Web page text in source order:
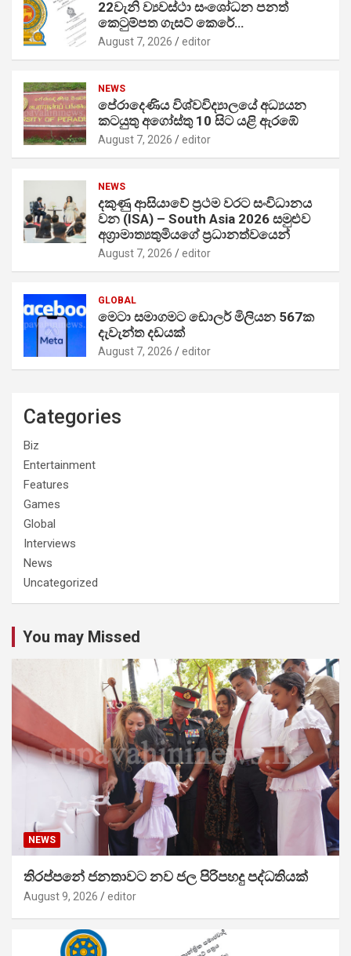
22වැනි ව්‍යවස්ථා සංශෝධන පනත්
කෙටුම්පත ගැසට් කෙරේ…
August 7, 2026 editor
NEWS
පේරාදෙණිය විශ්වවිද්‍යාලයේ අධ්‍යයන
කටයුතු අගෝස්තු 10 සිට යළි ඇරඹේ
August 7, 2026 editor
NEWS
දකුණු ආසියාවේ ප්‍රථම වරට සංවිධානය
වන (ISA) – South Asia 2026 සමුළුව
අග්‍රාමාත්‍යතුමියගේ ප්‍රධානත්වයෙන්
August 7, 2026 editor
GLOBAL
මෙටා සමාගමට ඩොලර් මිලියන 567ක
දැවැන්ත දඩයක්
August 7, 2026 editor
Categories
Biz
Entertainment
Features
Games
Global
Interviews
News
Uncategorized
You may Missed
NEWS
තිරප්පනේ ජනතාවට නව ජල පිරිපහදු පද්ධතියක්
August 9, 2026 editor